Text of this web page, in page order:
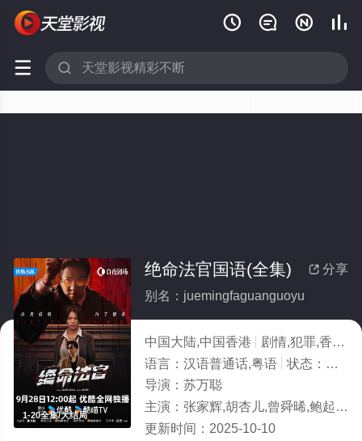
   
 
1-20全集/大结局
 分享
绝命法官国语(全集)
别名：juemingfaguanguoyu
中国大陆,中国香港 剧情,犯罪,香港
语言： 汉语普通话,粤语 状态： 全20
导演： 苏万聪
主演： 张家辉,胡杏儿,曾舜晞,鲍起静,张兆辉,谢天华,林嘉华,朱栢康,谷祖琳,张
更新时间： 2025-10-10